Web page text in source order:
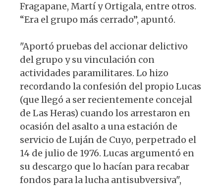
Fragapane, Martí y Ortigala, entre otros.
“Era el grupo más cerrado”, apuntó.
"Aportó pruebas del accionar delictivo
del grupo y su vinculación con
actividades paramilitares. Lo hizo
recordando la confesión del propio Lucas
(que llegó a ser recientemente concejal
de Las Heras) cuando los arrestaron en
ocasión del asalto a una estación de
servicio de Luján de Cuyo, perpetrado el
14 de julio de 1976. Lucas argumentó en
su descargo que lo hacían para recabar
fondos para la lucha antisubversiva",